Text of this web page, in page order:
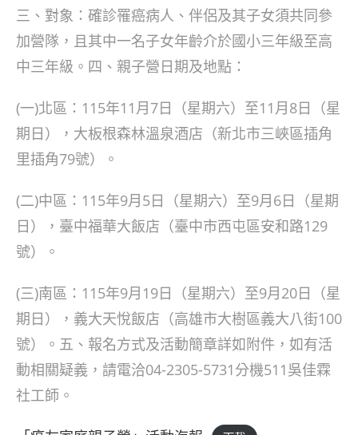
三、對象：確診罹癌病人、伴侶及其子女須共同參
加營隊，且其中一名子女年齡介於國小三年級至高
中三年級。四、親子營日期及地點：
(一)北區：115年11月7日（星期六）至11月8日（星
期日），大板根森林溫泉酒店（新北市三峽區插角
里插角79號）。
(二)中區：115年9月5日（星期六）至9月6日（星期
日），臺中福華大飯店（臺中市西屯區安和路129
號）。
(三)南區：115年9月19日（星期六）至9月20日（星
期日），義大天悅飯店（高雄市大樹區義大八街100
號）。五、報名方式及活動簡章詳如附件，如有活
動相關疑義，請電洽04-2305-5731分機511吳佳霖
社工師。